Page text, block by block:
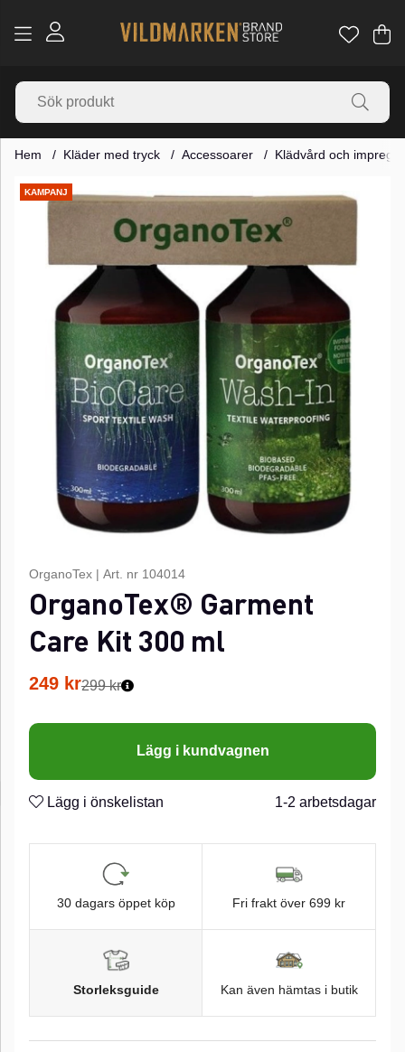
.
Hem Kläder med tryck Accessoarer Klädvård och
KAMPANJ
Produktbilder
OrganoTex | Art. nr 104014
OrganoTex® Garment
Care Kit 300 ml
249 kr299 kr
Lägg i kundvagnen
Lägg i önskelistan 1-2 arbetsdagar
30 dagars öppet köp Fri frakt över 699 kr
Storleksguide Kan även hämtas i butik